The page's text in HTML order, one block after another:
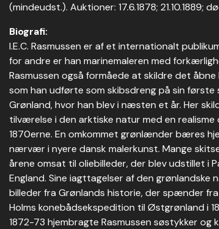
(mindeudst.). Auktioner: 17.6.1878; 21.10.1889;
Biografi:
I.E.C. Rasmussen er af et internationalt
for andre er han marinemaleren med
Rasmussen også formåede at skildre det
som han udførte som skibsdreng på sin første
Grønland, hvor han blev i næsten et år. Her
tilværelse i den arktiske natur med en
1870erne. En omkommet grønlænder bæres
nærvær i nyere dansk malerkunst. Mange
årene omsat til oliebilleder, der blev udstillet i
England. Sine iagttagelser af den grønlandske
billeder fra Grønlands historie, der spænder
Holms konebådsekspedition til Østgrønland i
1872-73 hjembragte Rasmussen søstykker og